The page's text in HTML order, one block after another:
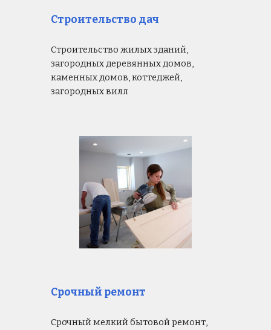
Строительство дач
Строительство жилых зданий,
загородных деревянных домов,
каменных домов, коттеджей,
загородных вилл
Срочный ремонт
Срочный мелкий бытовой ремонт,